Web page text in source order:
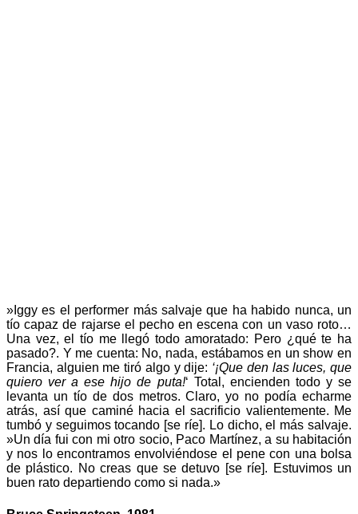
»Iggy es el performer más salvaje que ha habido nunca, un
tío capaz de rajarse el pecho en escena con un vaso roto…
Una vez, el tío me llegó todo amoratado: Pero ¿qué te ha
pasado?. Y me cuenta: No, nada, estábamos en un show en
Francia, alguien me tiró algo y dije: ‘¡Que den las luces, que
quiero ver a ese hijo de puta!‘ Total, encienden todo y se
levanta un tío de dos metros. Claro, yo no podía echarme
atrás, así que caminé hacia el sacrificio valientemente. Me
tumbó y seguimos tocando [se ríe]. Lo dicho, el más salvaje.
»Un día fui con mi otro socio, Paco Martínez, a su habitación
y nos lo encontramos envolviéndose el pene con una bolsa
de plástico. No creas que se detuvo [se ríe]. Estuvimos un
buen rato departiendo como si nada.»